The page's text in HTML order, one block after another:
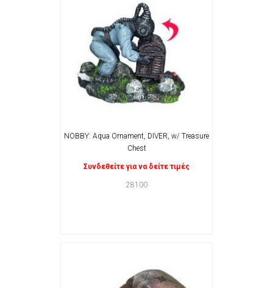
NOBBY: Aqua Ornament, DIVER, w/ Treasure
Chest
Συνδεθείτε για να δείτε τιμές
28100